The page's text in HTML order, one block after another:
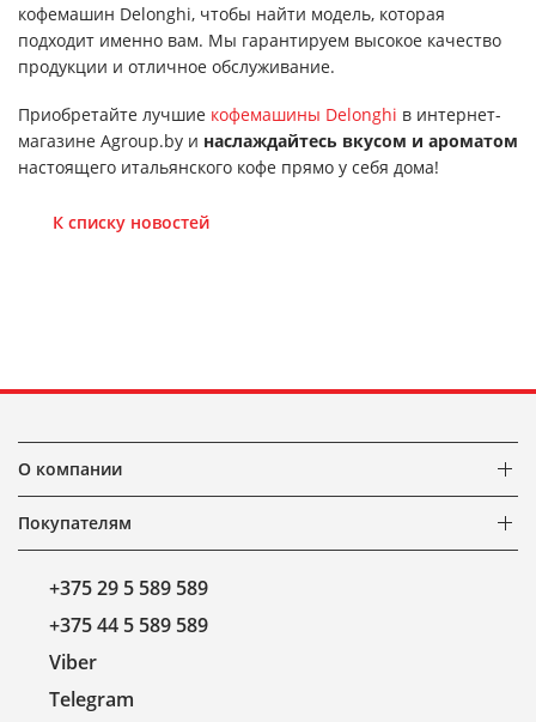
кофемашин Delonghi, чтобы найти модель, которая
подходит именно вам. Мы гарантируем высокое качество
продукции и отличное обслуживание.
Приобретайте лучшие кофемашины Delonghi в интернет-
магазине Agroup.by и наслаждайтесь вкусом и ароматом
настоящего итальянского кофе прямо у себя дома!
К списку новостей
О компании
Покупателям
+375 29 5 589 589
+375 44 5 589 589
Viber
Telegram